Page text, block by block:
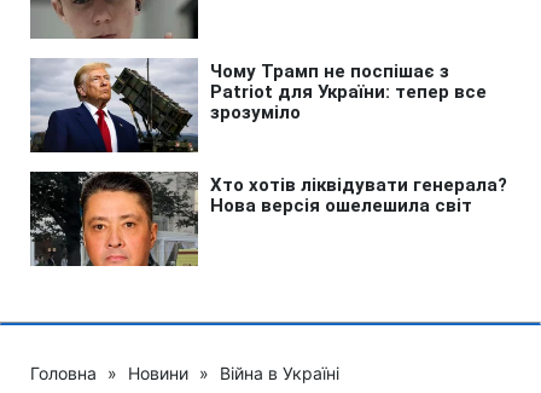
Головна » Новини » Війна в Україні